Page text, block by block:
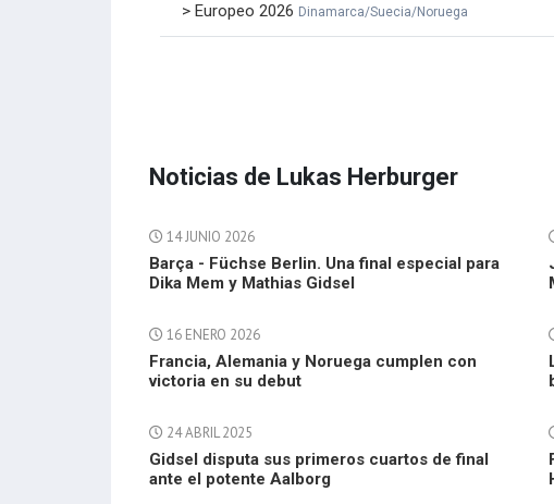
> Europeo 2026 Dinamarca/Suecia/Noruega
Noticias de Lukas Herburger
14 JUNIO 2026
Barça - Füchse Berlin. Una final especial para
Dika Mem y Mathias Gidsel
16 ENERO 2026
Francia, Alemania y Noruega cumplen con
victoria en su debut
24 ABRIL 2025
Gidsel disputa sus primeros cuartos de final
ante el potente Aalborg